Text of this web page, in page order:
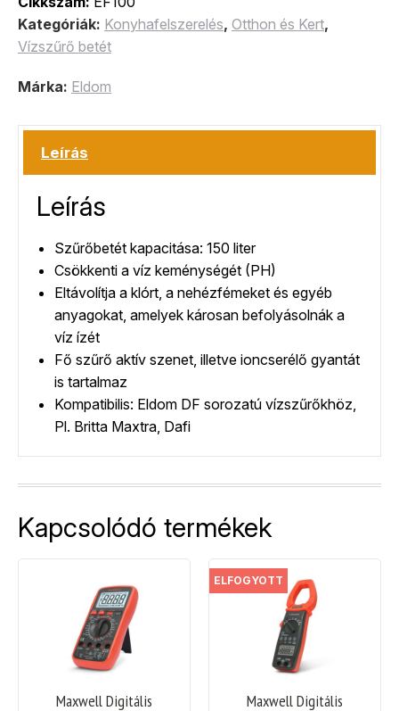
Kategóriák: Konyhafelszerelés, Otthon és Kert,
Vízszűrő betét
Márka: Eldom
Leírás
Leírás
Szűrőbetét kapacitása: 150 liter
Csökkenti a víz keménységét (PH)
Eltávolítja a klórt, a nehézfémeket és egyéb
anyagokat, amelyek károsan befolyásolnák a
víz ízét
Fő szűrő aktív szenet, illetve ioncserélő gyantát
is tartalmaz
Kompatibilis: Eldom DF sorozatú vízszűrőkhöz,
Pl. Britta Maxtra, Dafi
Kapcsolódó termékek
Maxwell Digitális
ELFOGYOTT
Maxwell Digitális